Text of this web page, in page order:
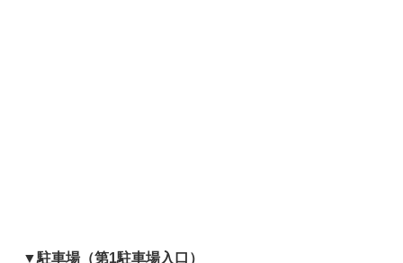
▼駐車場（第1駐車場入口）